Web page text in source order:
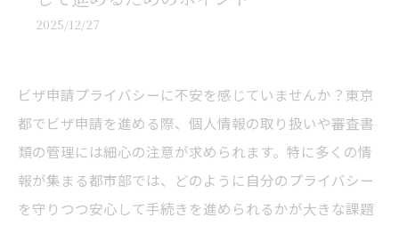
2025/12/27
ビザ申請プライバシーに不安を感じていませんか？東京
都でビザ申請を進める際、個人情報の取り扱いや審査書
類の管理には細心の注意が求められます。特に多くの情
報が集まる都市部では、どのように自分のプライバシー
を守りつつ安心して手続きを進められるかが大きな課題